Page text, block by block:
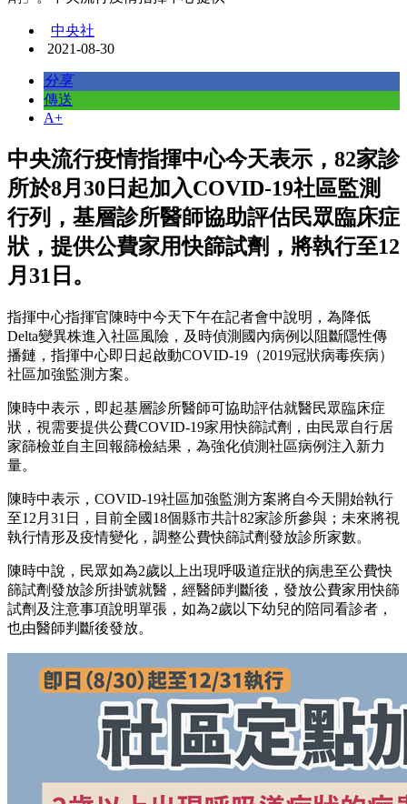
中央社
2021-08-30
分享
傳送
A+
中央流行疫情指揮中心今天表示，82家診
所於8月30日起加入COVID-19社區監測
行列，基層診所醫師協助評估民眾臨床症
狀，提供公費家用快篩試劑，將執行至12
月31日。
指揮中心指揮官陳時中今天下午在記者會中說明，為降低
Delta變異株進入社區風險，及時偵測國內病例以阻斷隱性傳
播鏈，指揮中心即日起啟動COVID-19（2019冠狀病毒疾病）
社區加強監測方案。
陳時中表示，即起基層診所醫師可協助評估就醫民眾臨床症
狀，視需要提供公費COVID-19家用快篩試劑，由民眾自行居
家篩檢並自主回報篩檢結果，為強化偵測社區病例注入新力
量。
陳時中表示，COVID-19社區加強監測方案將自今天開始執行
至12月31日，目前全國18個縣市共計82家診所參與；未來將視
執行情形及疫情變化，調整公費快篩試劑發放診所家數。
陳時中說，民眾如為2歲以上出現呼吸道症狀的病患至公費快
篩試劑發放診所掛號就醫，經醫師判斷後，發放公費家用快篩
試劑及注意事項說明單張，如為2歲以下幼兒的陪同看診者，
也由醫師判斷後發放。